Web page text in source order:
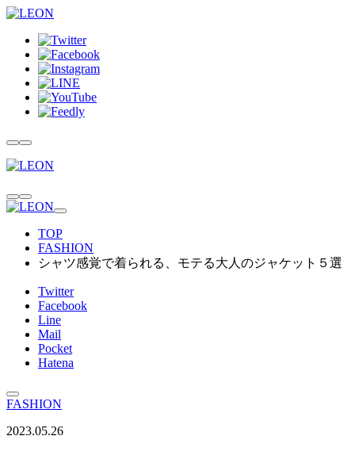
TOP
FASHION
シャツ感覚で着られる、モテる大人のジャケット５選
Twitter
Facebook
Line
Mail
Pocket
Hatena
FASHION
2023.05.26